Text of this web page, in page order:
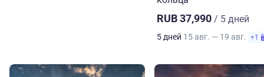
RUB 37,990 / 5 дней
5 дней 15 авг. — 19 авг. +1